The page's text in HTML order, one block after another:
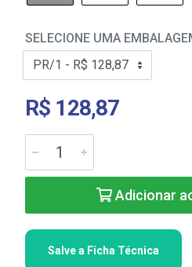
SELECIONE UMA
R$ 128,87
Adicionar
Salve a Ficha Técnica